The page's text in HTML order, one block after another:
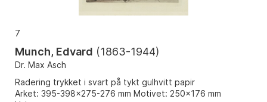
7
Munch, Edvard (1863-1944)
Dr. Max Asch
Radering trykket i svart på tykt gulhvitt papir
Arket: 395-398x275-276 mm Motivet: 250x176 mm